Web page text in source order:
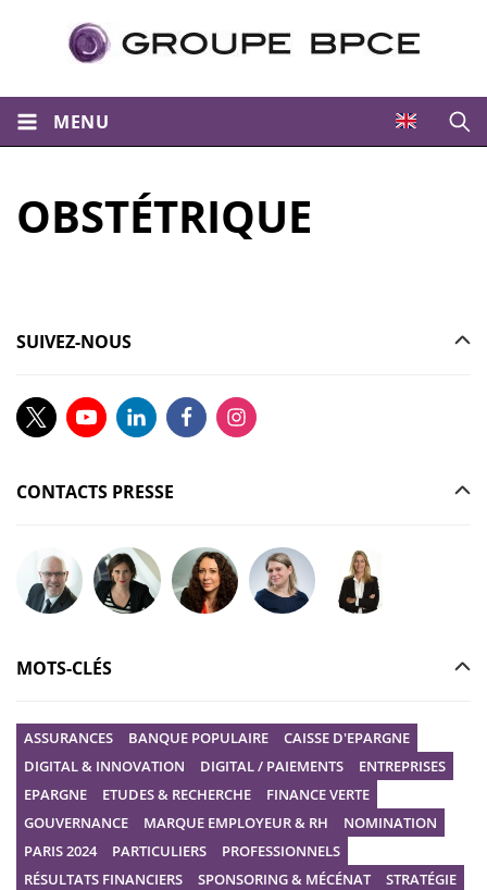
MENU
OBSTÉTRIQUE
SUIVEZ-NOUS
CONTACTS PRESSE
Poser votre question à Christophe GILBERT
Poser votre question à Fanny KERECKI
Poser votre question à Mélissa
Poser votre question à Marine
Poser votre question
MOTS-CLÉS
ASSURANCES BANQUE POPULAIRE
CAISSE D'EPARGNE
DIGITAL & INNOVATION
DIGITAL / PAIEMENTS
ENTREPRISES
EPARGNE
ETUDES & RECHERCHE
FINANCE VERTE
GOUVERNANCE
MARQUE EMPLOYEUR & RH
NOMINATION
PARIS 2024
PARTICULIERS
PROFESSIONNELS
RÉSULTATS FINANCIERS
SPONSORING & MÉCÉNAT STRATÉGIE